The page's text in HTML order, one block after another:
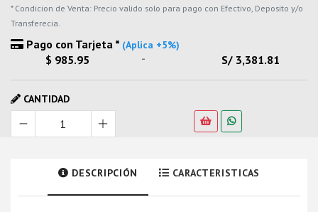
* Condicion de Venta: Precio valido solo para pago con Efectivo, Deposito y/o
Transferecia.
Pago con Tarjeta * (Aplica +5%)
$ 985.95 - S/ 3,381.81
CANTIDAD
DESCRIPCIÓN CARACTERISTICAS